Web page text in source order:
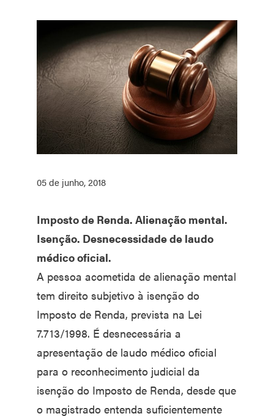
05 de junho, 2018
Imposto de Renda. Alienação mental.
Isenção. Desnecessidade de laudo
médico oficial.
A pessoa acometida de alienação mental
tem direito subjetivo à isenção do
Imposto de Renda, prevista na Lei
7.713/1998. É desnecessária a
apresentação de laudo médico oficial
para o reconhecimento judicial da
isenção do Imposto de Renda, desde que
o magistrado entenda suficientemente